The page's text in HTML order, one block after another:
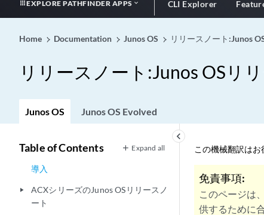
EXPLORE PATHFINDER APPS CLI Explorer
Home Documentation Junos OS リリースノート:Junos
リリースノート:Junos OSリ
Junos OS Junos OS Evolved
keyboard_arrow_left
Table of Contents Expand all
導入
play_arrow
ACXシリーズのJunos OSリリースノ
ート
この機械翻訳は
免責事項:
このページは
供するために